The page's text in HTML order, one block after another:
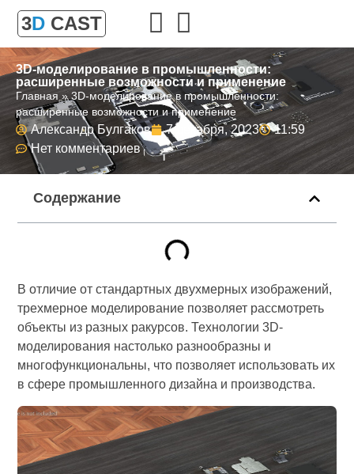
3D CAST
3D-моделирование в промышленности:
расширенные возможности и применение
Главная»3D-моделирование в промышленности:
расширенные возможности и применение
Александр Булгаков 7 декабря, 2023
11:59
Нет комментариев
Содержание
В отличие от стандартных двухмерных изображений,
трехмерное моделирование позволяет рассмотреть
объекты из разных ракурсов. Технологии 3D-
моделирования настолько разнообразны и
многофункциональны, что позволяет использовать их
в сфере промышленного дизайна и производства.